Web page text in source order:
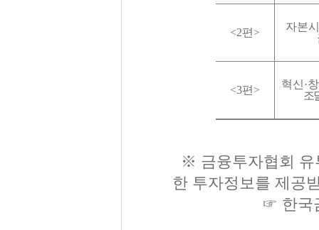
<2편 >
자본
<3편 > 혁신 ·
조
※ 금융투자협회 유
한 투자정보를 제공
☞ 한국